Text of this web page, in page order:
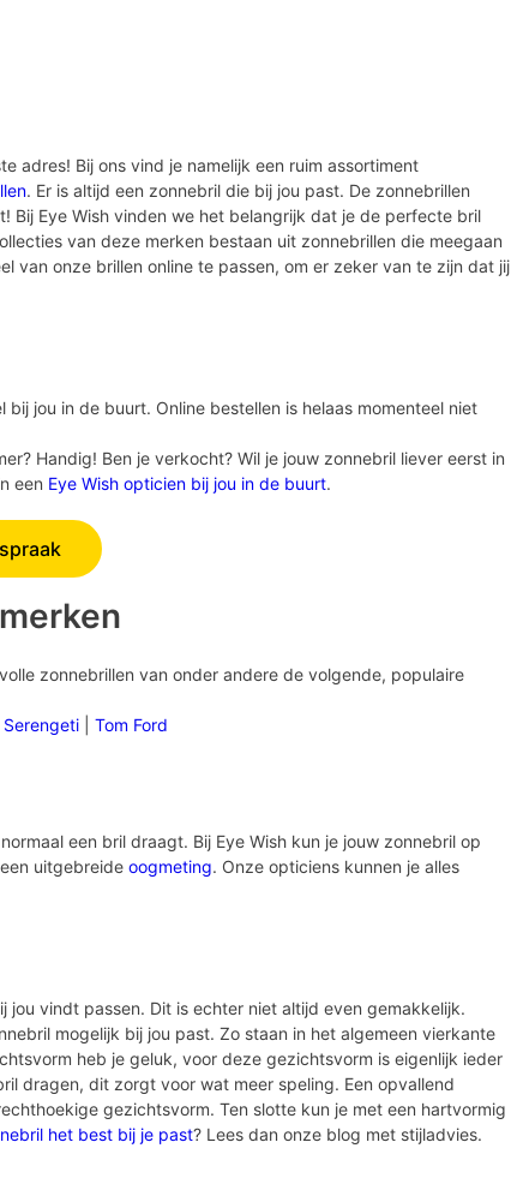
adres! Bij ons vind je namelijk een ruim assortiment
. Er is altijd een zonnebril die bij jou past. De zonnebrillen
Bij Eye Wish vinden we het belangrijk dat je de perfecte bril
van deze merken bestaan uit zonnebrillen die meegaan
van onze brillen online te passen, om er zeker van te zijn dat jij
jou in de buurt. Online bestellen is helaas momenteel niet
Handig! Ben je verkocht? Wil je jouw zonnebril liever eerst in
een Eye Wish opticien bij jou in de buurt.
zonnebrillen van onder andere de volgende, populaire
Serengeti Tom Ford
een bril draagt. Bij Eye Wish kun je jouw zonnebril op
uitgebreide oogmeting. Onze opticiens kunnen je alles
vindt passen. Dit is echter niet altijd even gemakkelijk.
mogelijk bij jou past. Zo staan in het algemeen vierkante
heb je geluk, voor deze gezichtsvorm is eigenlijk ieder
dragen, dit zorgt voor wat meer speling. Een opvallend
gezichtsvorm. Ten slotte kun je met een hartvormig
het best bij je past? Lees dan onze blog met stijladvies.